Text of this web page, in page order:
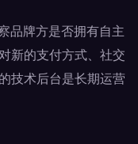
品牌方是否拥有自主
新的支付方式、社交
技术后台是长期运营